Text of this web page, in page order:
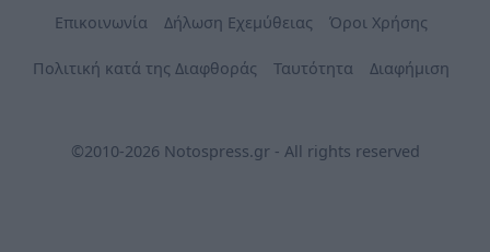
Επικοινωνία Δήλωση Εχεμύθειας Όροι Χρήσης
Πολιτική κατά της Διαφθοράς Ταυτότητα Διαφήμιση
©2010-2026 Notospress.gr - All rights reserved